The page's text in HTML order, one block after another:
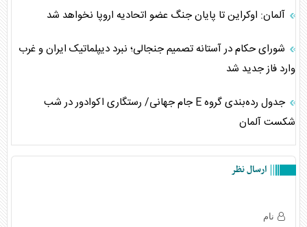
آلمان: اوکراین تا پایان جنگ عضو اتحادیه اروپا نخواهد شد
شورای حکام در آستانه تصمیم جنجالی؛ نبرد دیپلماتیک ایران و غرب
وارد فاز جدید شد
جدول رده‌بندی گروه E جام جهانی/ رستگاری اکوادور در شب
شکست آلمان
ارسال نظر
نام